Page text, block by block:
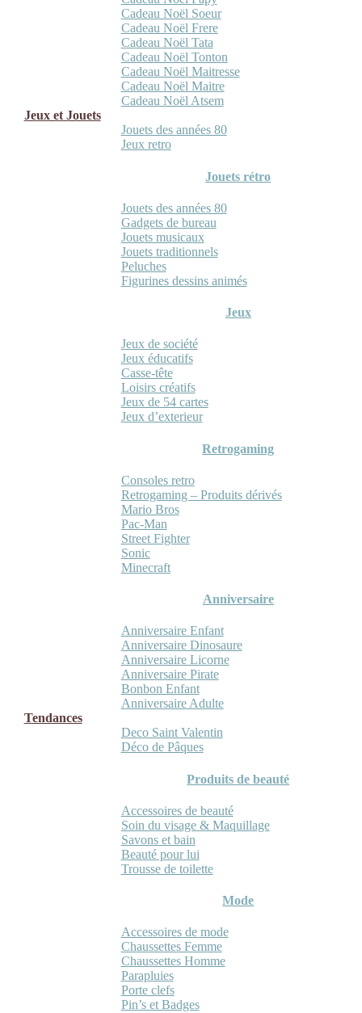
Cadeau Noël Soeur
Cadeau Noël Frere
Cadeau Noël Tata
Cadeau Noël Tonton
Cadeau Noël Maitresse
Cadeau Noël Maitre
Cadeau Noël Atsem
Jeux et Jouets
Jouets des années 80
Jeux retro
Jouets rétro
Jouets des années 80
Gadgets de bureau
Jouets musicaux
Jouets traditionnels
Peluches
Figurines dessins animés
Jeux
Jeux de société
Jeux éducatifs
Casse-tête
Loisirs créatifs
Jeux de 54 cartes
Jeux d’exterieur
Retrogaming
Consoles retro
Retrogaming – Produits dérivés
Mario Bros
Pac-Man
Street Fighter
Sonic
Minecraft
Anniversaire
Anniversaire Enfant
Anniversaire Dinosaure
Anniversaire Licorne
Anniversaire Pirate
Bonbon Enfant
Anniversaire Adulte
Tendances
Deco Saint Valentin
Déco de Pâques
Produits de beauté
Accessoires de beauté
Soin du visage & Maquillage
Savons et bain
Beauté pour lui
Trousse de toilette
Mode
Accessoires de mode
Chaussettes Femme
Chaussettes Homme
Parapluies
Porte clefs
Pin’s et Badges